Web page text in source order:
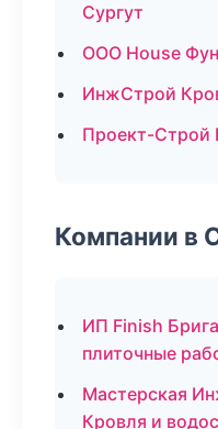
Сургут
ООО House
ИнжСтрой
Проект-Строй
Компании в
ИП Finish
плиточные
Мастерская
Кровля и